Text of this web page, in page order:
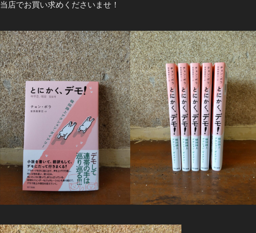
当店でお買い求めくださいませ！